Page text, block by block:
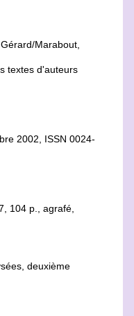
Marabout,
textes d'auteurs
2002, ISSN 0024-
104 p., agrafé,
deuxième